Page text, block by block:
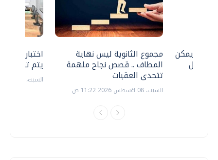
اختبارات
يتم
السبت، 18 يوليو 2026 09:22 ص
مجموع الثانوية ليس نهاية
المطاف .. قصص نجاح ملهمة
تتحدى العقبات
السبت، 08 اغسطس 2026 11:22 ص
.. هل يمكن
نتعامل